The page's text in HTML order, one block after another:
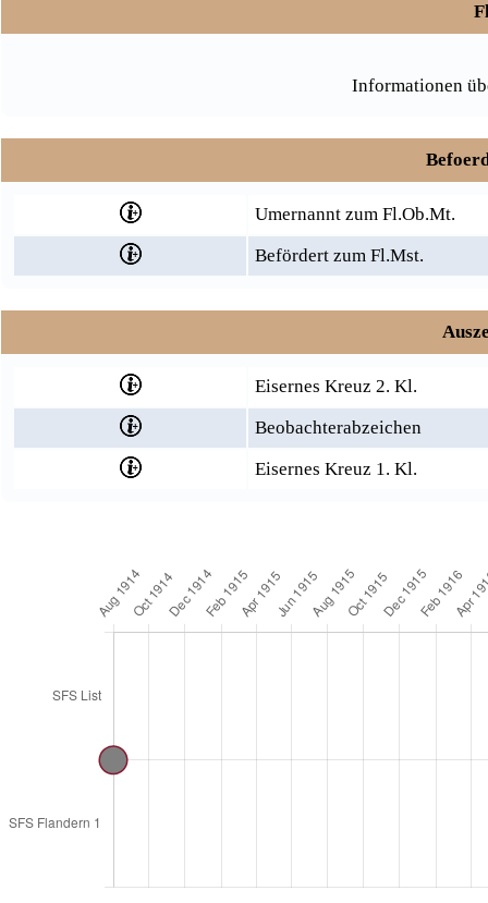
Informationen
Umernannt zum Fl.Ob.Mt.
Befördert zum Fl.Mst.
Eisernes Kreuz 2. Kl.
Beobachterabzeichen
Eisernes Kreuz 1. Kl.